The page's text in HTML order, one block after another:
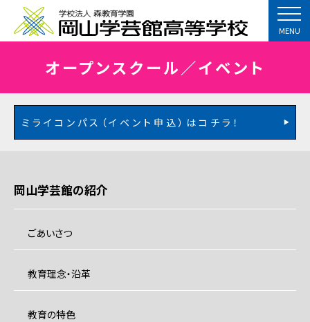
MENU
オープンスクール／イベント
ミライコンパス（イベント申込）はコチラ！
岡山学芸館の紹介
ごあいさつ
教育理念・沿革
教育の特色